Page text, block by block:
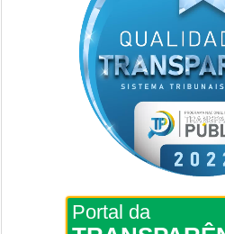
Portal da